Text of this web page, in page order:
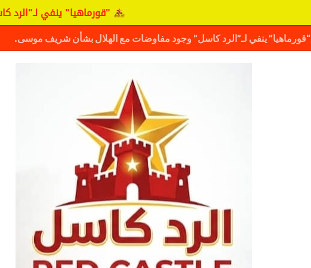
"قورماهيا" ينفي لـ"الرد
اليانغا يكشف حقيقة مفاوضات نجم المريخ